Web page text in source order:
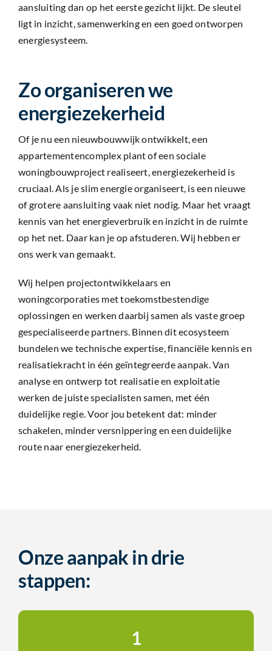
aansluiting dan op het eerste gezicht lijkt. De sleutel
ligt in inzicht, samenwerking en een goed ontworpen
energiesysteem.
Zo organiseren we
energiezekerheid
Of je nu een nieuwbouwwijk ontwikkelt, een
appartementencomplex plant of een sociale
woningbouwproject realiseert, energiezekerheid is
cruciaal. Als je slim energie organiseert, is een nieuwe
of grotere aansluiting vaak niet nodig. Maar het vraagt
kennis van het energieverbruik en inzicht in de ruimte
op het net. Daar kan je op afstuderen. Wij hebben er
ons werk van gemaakt.
Wij helpen projectontwikkelaars en
woningcorporaties met toekomstbestendige
oplossingen en werken daarbij samen als vaste groep
gespecialiseerde partners. Binnen dit ecosysteem
bundelen we technische expertise, financiële kennis en
realisatiekracht in één geïntegreerde aanpak. Van
analyse en ontwerp tot realisatie en exploitatie
werken de juiste specialisten samen, met één
duidelijke regie. Voor jou betekent dat: minder
schakelen, minder versnippering en een duidelijke
route naar energiezekerheid.
Onze aanpak in drie
stappen:
1